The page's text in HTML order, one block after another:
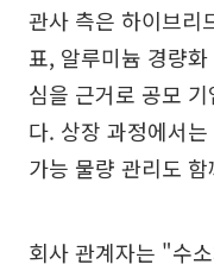
관사 측은 하이브리
표, 알루미늄 경량
심을 근거로 공모
다. 상장 과정에서
가능 물량 관리도
회사 관계자는 "수